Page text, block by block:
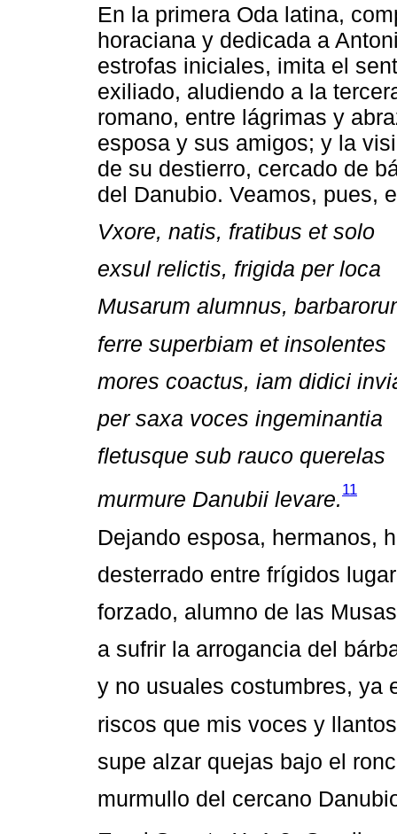
En la primera Oda latina,
horaciana y dedicada a
estrofas iniciales, imita el
exiliado, aludiendo a la
romano, entre lágrimas y
esposa y sus amigos; y la
de su destierro, cercado de
del Danubio. Veamos, pues,
Vxore, natis, fratibus et solo
exsul relictis, frigida per loca
Musarum alumnus,
ferre superbiam et insolentes
mores coactus, iam didici
per saxa voces ingeminantia
fletusque sub rauco querelas
murmure Danubii levare. 11
Dejando esposa, hermanos,
desterrado entre frígidos
forzado, alumno de las
a sufrir la arrogancia del
y no usuales costumbres, ya
riscos que mis voces y
supe alzar quejas bajo el
murmullo del cercano